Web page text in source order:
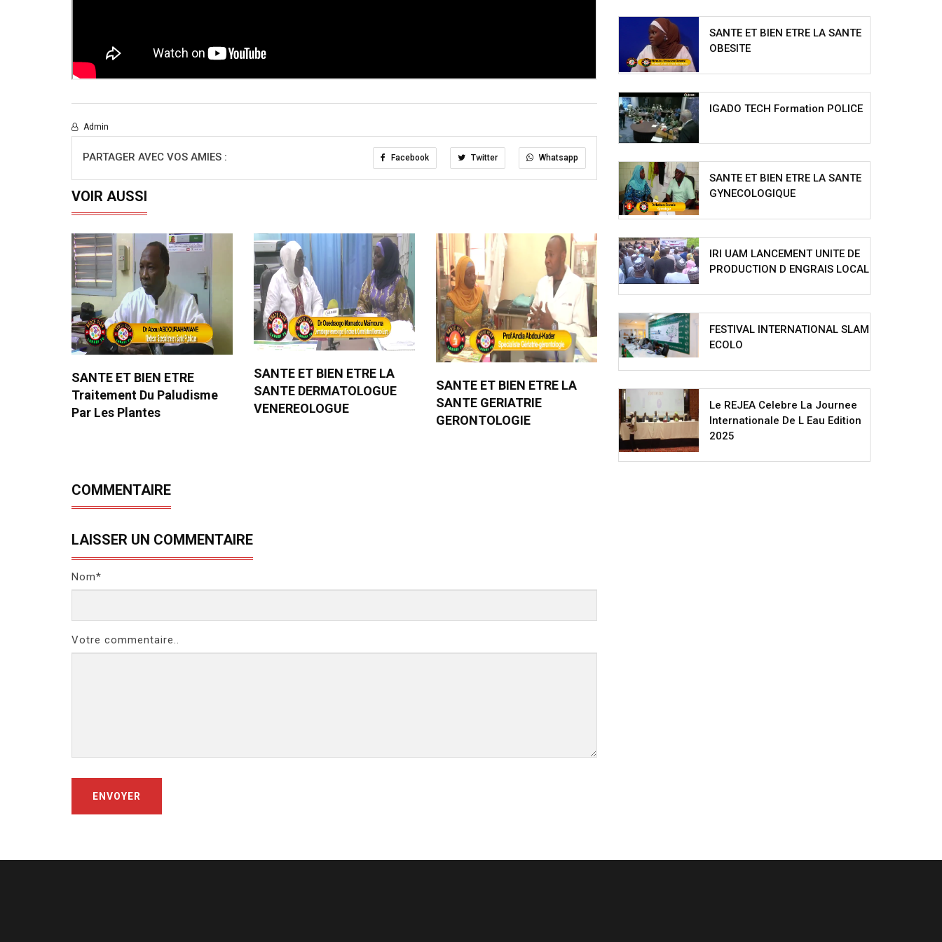
Admin
PARTAGER AVEC VOS AMIES : Facebook Twitter Whatsapp
VOIR AUSSI
SANTE ET BIEN ETRE
Traitement Du Paludisme
Par Les Plantes
SANTE ET BIEN ETRE LA
SANTE DERMATOLOGUE
VENEREOLOGUE
SANTE ET BIEN ETRE LA
SANTE GERIATRIE
GERONTOLOGIE
COMMENTAIRE
LAISSER UN COMMENTAIRE
Nom*
Votre commentaire..
ENVOYER
SANTE ET BIEN ETRE LA SANTE
OBESITE
IGADO TECH Formation POLICE
SANTE ET BIEN ETRE LA SANTE
GYNECOLOGIQUE
IRI UAM LANCEMENT UNITE DE
PRODUCTION D ENGRAIS LOCAL
FESTIVAL INTERNATIONAL SLAM
ECOLO
Le REJEA Celebre La Journee
Internationale De L Eau Edition
2025